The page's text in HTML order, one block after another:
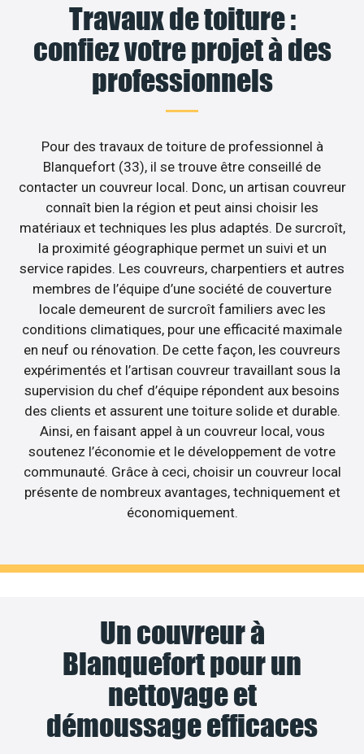
Travaux de toiture :
confiez votre projet à des
professionnels
Pour des travaux de toiture de professionnel à
Blanquefort (33), il se trouve être conseillé de
contacter un couvreur local. Donc, un artisan couvreur
connaît bien la région et peut ainsi choisir les
matériaux et techniques les plus adaptés. De surcroît,
la proximité géographique permet un suivi et un
service rapides. Les couvreurs, charpentiers et autres
membres de l’équipe d’une société de couverture
locale demeurent de surcroît familiers avec les
conditions climatiques, pour une efficacité maximale
en neuf ou rénovation. De cette façon, les couvreurs
expérimentés et l’artisan couvreur travaillant sous la
supervision du chef d’équipe répondent aux besoins
des clients et assurent une toiture solide et durable.
Ainsi, en faisant appel à un couvreur local, vous
soutenez l’économie et le développement de votre
communauté. Grâce à ceci, choisir un couvreur local
présente de nombreux avantages, techniquement et
économiquement.
Un couvreur à
Blanquefort pour un
nettoyage et
démoussage efficaces